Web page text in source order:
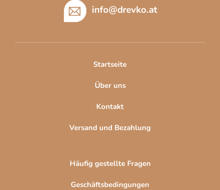
info@drevko.at
Startseite
Über uns
Kontakt
Versand und Bezahlung
Häufig gestellte Fragen
Geschäftsbedingungen